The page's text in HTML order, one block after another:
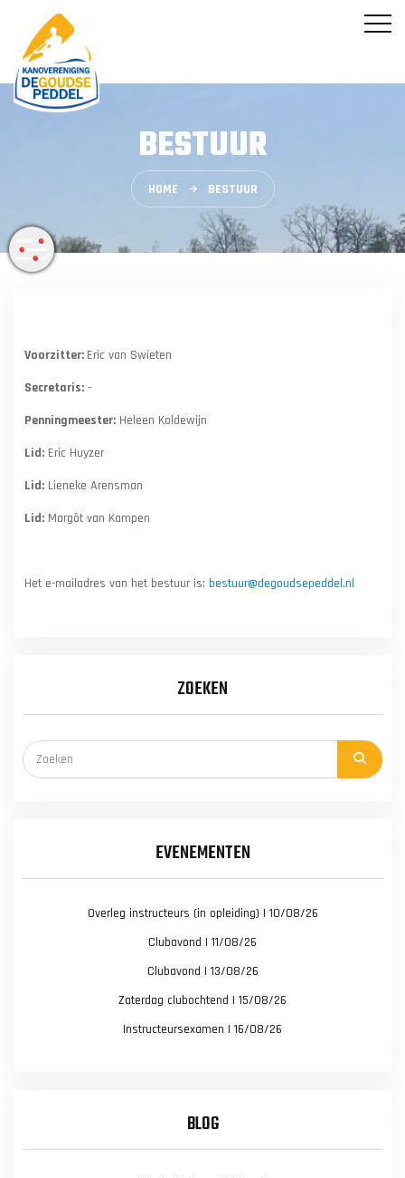
BESTUUR
HOME BESTUUR
Voorzitter: Eric van Swieten
Secretaris: -
Penningmeester: Heleen Koldewijn
Lid: Eric Huyzer
Lid: Lieneke Arensman
Lid: Margôt van Kampen
Het e-mailadres van het bestuur is: bestuur@degoudsepeddel.nl
ZOEKEN
EVENEMENTEN
Overleg instructeurs (in opleiding) | 10/08/26
Clubavond | 11/08/26
Clubavond | 13/08/26
Zaterdag clubochtend | 15/08/26
Instructeursexamen | 16/08/26
BLOG